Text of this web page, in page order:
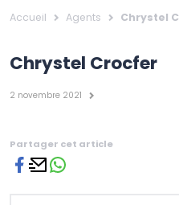
Accueil Agents Chrystel
Chrystel Crocfer
2 novembre 2021
Partager cet article